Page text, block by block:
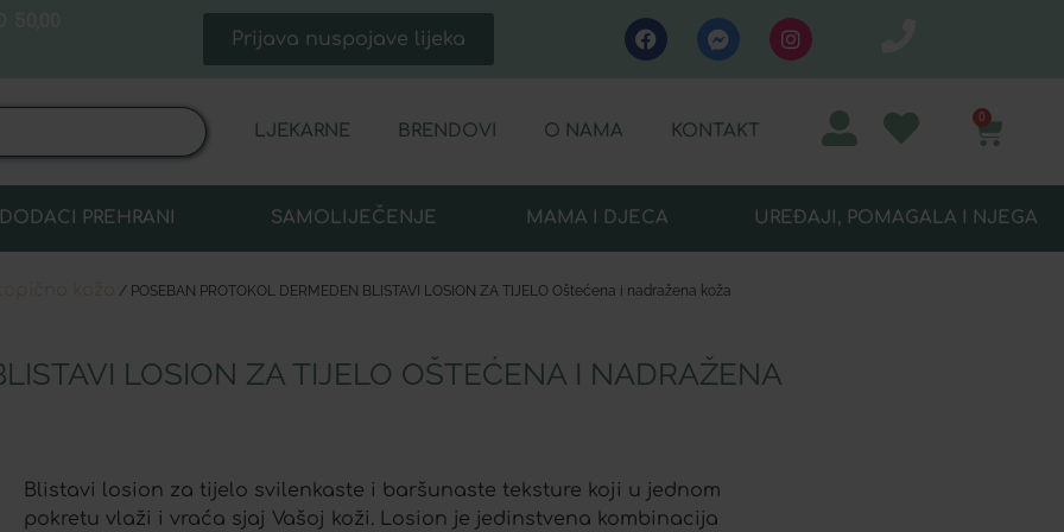
Prijava nuspojave lijeka
LJEKARNE BRENDOVI O NAMA KONTAKT
0
DODACI PREHRANI SAMOLIJEČENJE MAMA I DJECA UREĐAJI, POMAGALA I NJEGA
/ POSEBAN PROTOKOL DERMEDEN BLISTAVI LOSION ZA TIJELO Oštećena i nadražena koža
LOSION ZA TIJELO OŠTEĆENA I NADRAŽENA
Blistavi losion za tijelo svilenkaste i baršunaste teksture koji u jednom
pokretu vlaži i vraća sjaj Vašoj koži. Losion je jedinstvena kombinacija